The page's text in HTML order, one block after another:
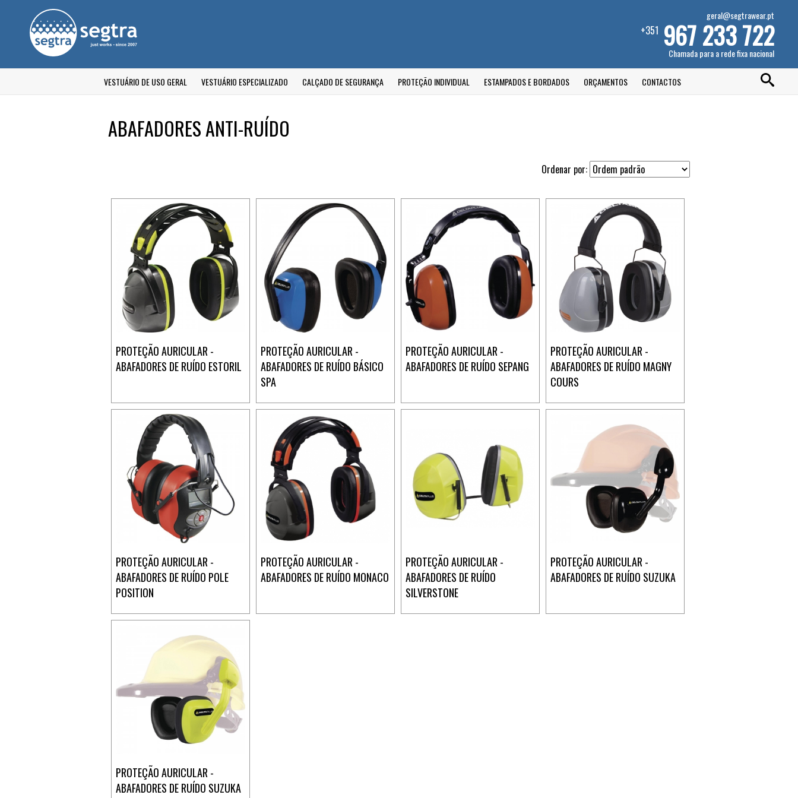
geral@segtrawear.pt
+351 967 233 722
Chamada para a rede fixa nacional
VESTUÁRIO DE USO GERAL VESTUÁRIO ESPECIALIZADO CALÇADO DE SEGURANÇA PROTEÇÃO INDIVIDUAL ESTAMPADOS E BORDADOS ORÇAMENTOS CONTACTOS
ABAFADORES ANTI-RUÍDO
Ordenar por:
PROTEÇÃO AURICULAR -
ABAFADORES DE RUÍDO ESTORIL
PROTEÇÃO AURICULAR -
ABAFADORES DE RUÍDO BÁSICO
SPA
PROTEÇÃO AURICULAR -
ABAFADORES DE RUÍDO SEPANG
PROTEÇÃO AURICULAR -
ABAFADORES DE RUÍDO MAGNY
COURS
PROTEÇÃO AURICULAR -
ABAFADORES DE RUÍDO POLE
POSITION
PROTEÇÃO AURICULAR -
ABAFADORES DE RUÍDO MONACO
PROTEÇÃO AURICULAR -
ABAFADORES DE RUÍDO
SILVERSTONE
PROTEÇÃO AURICULAR -
ABAFADORES DE RUÍDO SUZUKA
PROTEÇÃO AURICULAR -
ABAFADORES DE RUÍDO SUZUKA